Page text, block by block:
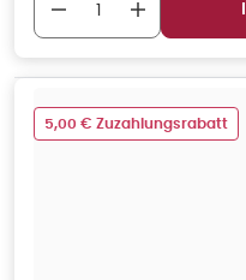
5,00 € Zuzahlungsrabatt